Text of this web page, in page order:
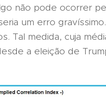
não pode ocorrer
um erro
Tal medida, cuja
a eleição de